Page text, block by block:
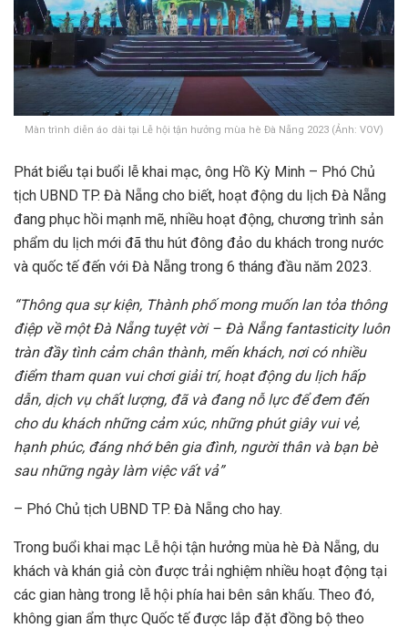
Màn trình diễn áo dài tại Lễ hội tận hưởng mùa hè Đà Nẵng 2023 (Ảnh: VOV)
Phát biểu tại buổi lễ khai mạc, ông Hồ Kỳ Minh – Phó Chủ
tịch UBND TP. Đà Nẵng cho biết, hoạt động du lịch Đà Nẵng
đang phục hồi mạnh mẽ, nhiều hoạt động, chương trình sản
phẩm du lịch mới đã thu hút đông đảo du khách trong nước
và quốc tế đến với Đà Nẵng trong 6 tháng đầu năm 2023.
“Thông qua sự kiện, Thành phố mong muốn lan tỏa thông
điệp về một Đà Nẵng tuyệt vời – Đà Nẵng fantasticity luôn
tràn đầy tình cảm chân thành, mến khách, nơi có nhiều
điểm tham quan vui chơi giải trí, hoạt động du lịch hấp
dẫn, dịch vụ chất lượng, đã và đang nỗ lực để đem đến
cho du khách những cảm xúc, những phút giây vui vẻ,
hạnh phúc, đáng nhớ bên gia đình, người thân và bạn bè
sau những ngày làm việc vất vả”
– Phó Chủ tịch UBND TP. Đà Nẵng cho hay.
Trong buổi khai mạc Lễ hội tận hưởng mùa hè Đà Nẵng, du
khách và khán giả còn được trải nghiệm nhiều hoạt động tại
các gian hàng trong lễ hội phía hai bên sân khấu. Theo đó,
không gian ẩm thực Quốc tế được lắp đặt đồng bộ theo